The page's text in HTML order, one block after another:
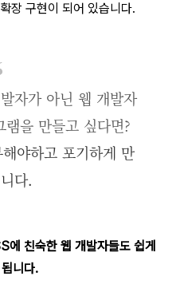
장 구현이 되어 있습니다.
자가 아닌 웹 개발자
을 만들고 싶다면?
야하고 포기하게 만
다.
친숙한 웹 개발자들도 쉽게
니다.